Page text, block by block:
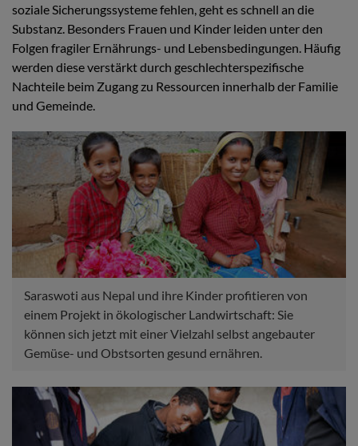
soziale Sicherungssysteme fehlen, geht es schnell an die
Substanz. Besonders Frauen und Kinder leiden unter den
Folgen fragiler Ernährungs- und Lebensbedingungen. Häufig
werden diese verstärkt durch geschlechterspezifische
Nachteile beim Zugang zu Ressourcen innerhalb der Familie
und Gemeinde.
Saraswoti aus Nepal und ihre Kinder profitieren von
einem Projekt in ökologischer Landwirtschaft: Sie
können sich jetzt mit einer Vielzahl selbst angebauter
Gemüse- und Obstsorten gesund ernähren.